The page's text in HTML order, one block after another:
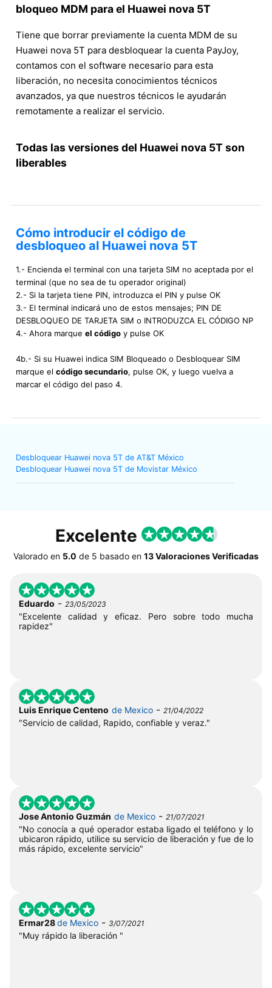
bloqueo MDM para el Huawei nova 5T
Tiene que borrar previamente la cuenta MDM de su
Huawei nova 5T para desbloquear la cuenta PayJoy,
contamos con el software necesario para esta
liberación, no necesita conocimientos técnicos
avanzados, ya que nuestros técnicos le ayudarán
remotamente a realizar el servicio.
Todas las versiones del Huawei nova 5T son
liberables
Cómo introducir el código de
desbloqueo al Huawei nova 5T
1.- Encienda el terminal con una tarjeta SIM no aceptada por el
terminal (que no sea de tu operador original)
2.- Si la tarjeta tiene PIN, introduzca el PIN y pulse OK
3.- El terminal indicará uno de estos mensajes; PIN DE
DESBLOQUEO DE TARJETA SIM o INTRODUZCA EL CÓDIGO NP
4.- Ahora marque el código y pulse OK
4b.- Si su Huawei indica SIM Bloqueado o Desbloquear SIM
marque el código secundario, pulse OK, y luego vuelva a
marcar el código del paso 4.
Desbloquear Huawei nova 5T de AT&T México
Desbloquear Huawei nova 5T de Movistar México
Excelente
Valorado en 5.0 de 5 basado en 13 Valoraciones Verificadas
Eduardo - 23/05/2023
"Excelente calidad y eficaz. Pero sobre todo mucha
rapidez"
Luis Enrique Centeno de Mexico - 21/04/2022
"Servicio de calidad, Rapido, confiable y veraz."
Jose Antonio Guzmán de Mexico - 21/07/2021
"No conocía a qué operador estaba ligado el teléfono y lo
ubicaron rápido, utilice su servicio de liberación y fue de lo
más rápido, excelente servicio"
Ermar28de Mexico - 3/07/2021
"Muy rápido la liberación "